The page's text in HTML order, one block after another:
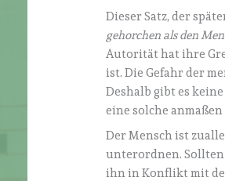
Dieser Satz, der
gehorchen als den
Autorität hat ihre
ist. Die Gefahr der
Deshalb gibt es
eine solche
Der Mensch ist
unterordnen. Sollten
ihn in Konflikt mit